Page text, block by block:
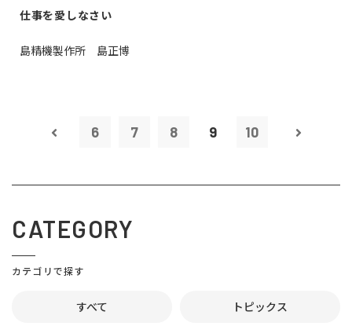
仕事を愛しなさい
島精機製作所 島正博
6 7 8 9 10
CATEGORY
カテゴリで探す
すべて トピックス